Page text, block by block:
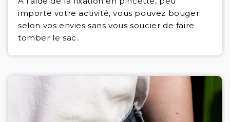
importe votre activité, vous pouvez bouger
selon vos envies sans vous soucier de faire
tomber le sac.